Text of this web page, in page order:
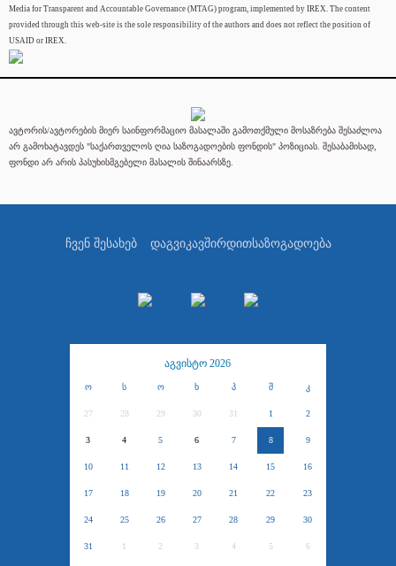
Media for Transparent and Accountable Governance (MTAG) program, implemented by IREX. The content
provided through this web-site is the sole responsibility of the authors and does not reflect the position of
USAID or IREX.
ავტორის/ავტორების მიერ საინფორმაციო მასალაში გამოთქმული მოსაზრება შესაძლოა
არ გამოხატავდეს "საქართველოს ღია საზოგადოების ფონდის" პოზიციას. შესაბამისად,
ფონდი არ არის პასუხისმგებელი მასალის შინაარსზე.
ჩვენ შესახებ დაგვიკავშირდითსაზოგადოება
აგვისტო 2026
ო ს ო ხ პ შ კ
27 28 29 30 31 1 2
3 4 5 6 7 8 9
10 11 12 13 14 15 16
17 18 19 20 21 22 23
24 25 26 27 28 29 30
31 1 2 3 4 5 6